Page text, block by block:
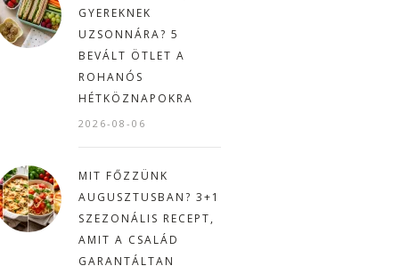
GYEREKNEK
UZSONNÁRA? 5
BEVÁLT ÖTLET A
ROHANÓS
HÉTKÖZNAPOKRA
2026-08-06
MIT FŐZZÜNK
AUGUSZTUSBAN? 3+1
SZEZONÁLIS RECEPT,
AMIT A CSALÁD
GARANTÁLTAN